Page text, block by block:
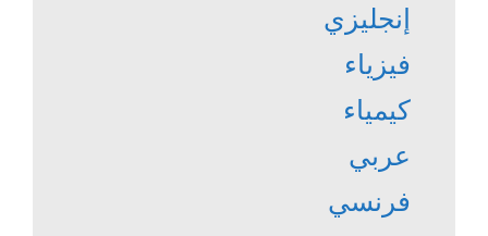
إنجليزي
فيزياء
كيمياء
عربي
فرنسي